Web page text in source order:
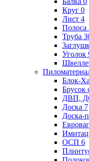
Круг 0
Лист 4
Полоса
Труба
Уголок
Блок-
Брусок
ДВП,
Доска 7
Доска-
ОСП 6